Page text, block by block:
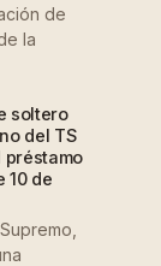
de
la
soltero
del TS
préstamo
10 de